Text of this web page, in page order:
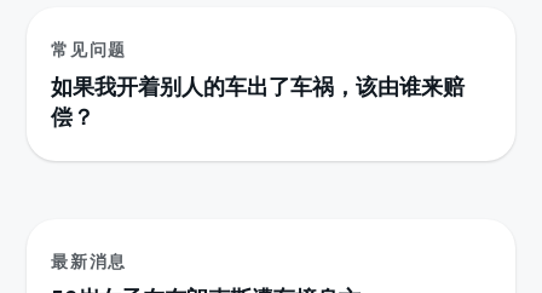
常见问题
如果我开着别人的车出了车祸，该由谁来赔
偿？
最新消息